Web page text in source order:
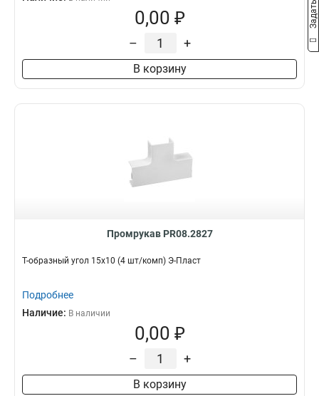
0,00 ₽
– +
В корзину
Промрукав PR08.2827
Т-образный угол 15х10 (4 шт/комп) Э-Пласт
Подробнее
Наличие: В наличии
0,00 ₽
– +
В корзину